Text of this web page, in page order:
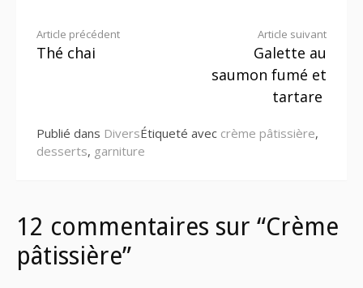
Lire
Article précédent
Thé chai
Article suivant
Galette au
saumon fumé et
tartare
Publié dans DiversÉtiqueté avec crème pâtissière,
desserts, garniture
12 commentaires sur “Crème
pâtissière”